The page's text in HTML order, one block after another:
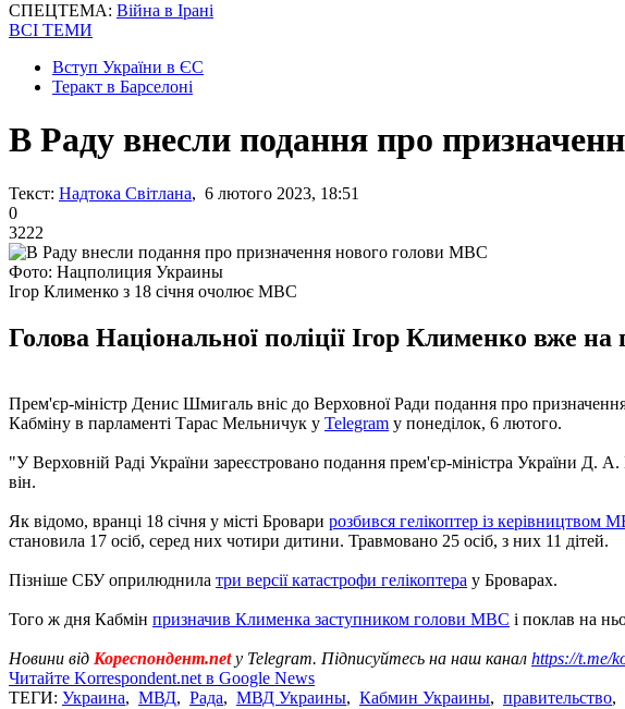
СПЕЦТЕМА: Війна в Ірані
ВСІ ТЕМИ
Вступ України в ЄС
Теракт в Барселоні
В Раду внесли подання про
Текст: Надтока Світлана, 6 лютого 2023, 18:51
0
3222
Фото: Нацполиция Украины
Ігор Клименко з 18 січня очолює МВС
Голова Національної поліції Ігор Клименко вже
Прем'єр-міністр Денис Шмигаль вніс до Верховної Ради подання про
Кабміну в парламенті Тарас Мельничук у Telegram у понеділок, 6 лютого.
"У Верховній Раді України зареєстровано подання прем'єр-міністра України
він.
Як відомо, вранці 18 січня у місті Бровари розбився гелікоптер із керівництвом
становила 17 осіб, серед них чотири дитини. Травмовано 25 осіб, з них 11 дітей.
Пізніше СБУ оприлюднила три версії катастрофи гелікоптера у Броварах.
Того ж дня Кабмін призначив Клименка заступником голови МВС і поклав на
Новини від Кореспондент.netу Telegram. Підписуйтесь на наш канал https://t.me/
Читайте Korrespondent.net в Google News
ТЕГИ: Украина, МВД, Рада, МВД Украины, Кабмин Украины, правительство,